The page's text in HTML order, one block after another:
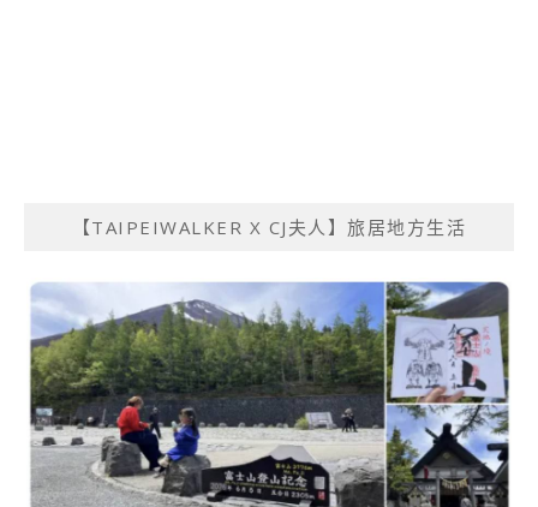
【TAIPEIWALKER X CJ夫人】旅居地方生活